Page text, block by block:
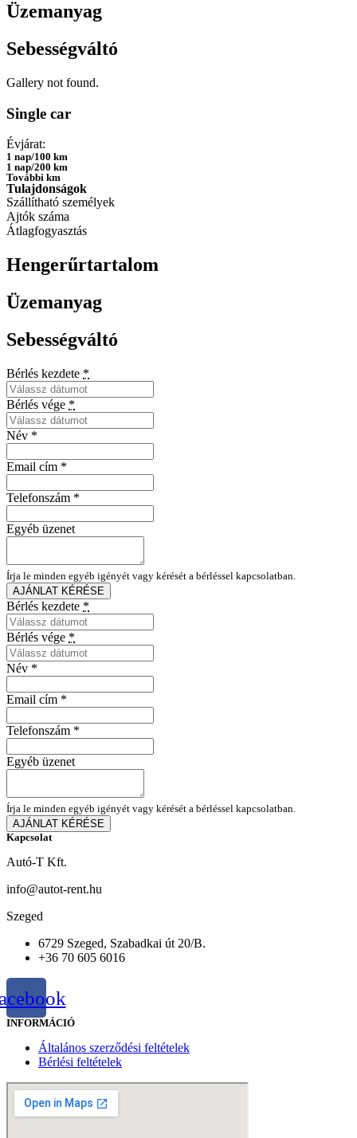
Üzemanyag
Sebességváltó
Gallery not found.
Single car
Évjárat:
1 nap/100 km
1 nap/200 km
További km
Tulajdonságok
Szállítható személyek
Ajtók száma
Átlagfogyasztás
Hengerűrtartalom
Üzemanyag
Sebességváltó
Bérlés kezdete *
Bérlés vége *
Név *
Email cím *
Telefonszám *
Egyéb üzenet
Írja le minden egyéb igényét vagy kérését a bérléssel kapcsolatban.
AJÁNLAT KÉRÉSE
Bérlés kezdete *
Bérlés vége *
Név *
Email cím *
Telefonszám *
Egyéb üzenet
Írja le minden egyéb igényét vagy kérését a bérléssel kapcsolatban.
AJÁNLAT KÉRÉSE
Kapcsolat
Autó-T Kft.
info@autot-rent.hu
Szeged
6729 Szeged, Szabadkai út 20/B.
+36 70 605 6016
INFORMÁCIÓ
Általános szerződési feltételek
Bérlési feltételek